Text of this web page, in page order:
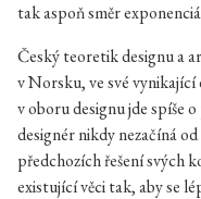
tak aspoň směr
Český teoretik designu a
v Norsku, ve své vynikající
v oboru designu jde spíše
designér nikdy nezačíná
předchozích řešení svých
existující věci tak, aby se